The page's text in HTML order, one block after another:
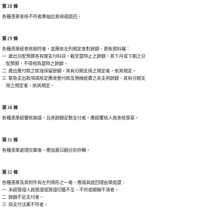
第 28 條
各種憑單查核不符者應抽出查詢或退回。
第 29 條
各種憑單經查核相符後，並應依左列規定查對餘額，更新資料檔：
一  歲出分配預算各有關支付科目，截至當時止之餘額，其下月或下期之分
    配預算，不得視為當時之餘額。
二  歲出應付款之核准保留餘額，其有分期支用之規定者，依其規定。
三  緊急支出款項或核定應收墊付款及預撥經費之未支用餘額，其有分期支
    用之規定者，依其規定。
第 30 條
各種憑單經審核無誤，且其餘額足敷支付者，應經覆核人員查核簽章。
第 31 條
各種憑單處理完畢後，應加蓋日戳分別存轉。
第 32 條
各種憑單及其附件有左列情形之一者，應填具退回理由單退還：
一  未經簽證人員簽證或簽證印鑑不全、不符或模糊不清者。
二  餘額不足支付者。
三  與支付法案不符者。